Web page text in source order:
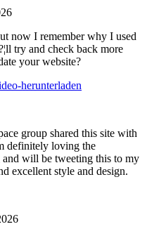
now I remember why I used
try and check back more
your website?
herunterladen
group shared this site with
definitely loving the
will be tweeting this to my
excellent style and design.